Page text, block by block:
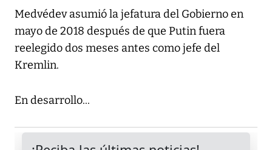
Medvédev asumió la jefatura del Gobierno en
mayo de 2018 después de que Putin fuera
reelegido dos meses antes como jefe del
Kremlin.
En desarrollo...